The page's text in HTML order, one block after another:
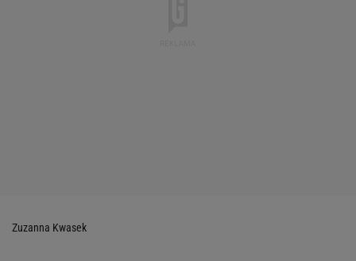
Zuzanna Kwasek